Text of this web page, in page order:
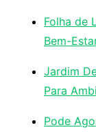
Folha de
Bem-
Jardim
Para
Pode